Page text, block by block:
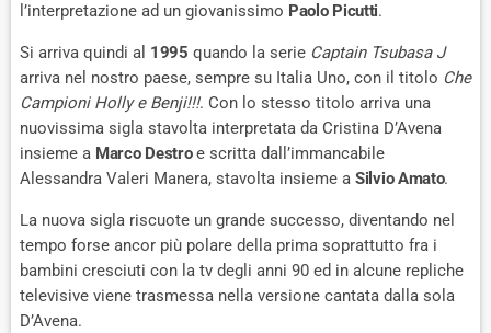
l’interpretazione ad un giovanissimo Paolo Picutti.
Si arriva quindi al 1995 quando la serie Captain Tsubasa J
arriva nel nostro paese, sempre su Italia Uno, con il titolo Che
Campioni Holly e Benji!!!. Con lo stesso titolo arriva una
nuovissima sigla stavolta interpretata da Cristina D’Avena
insieme a Marco Destroe scritta dall’immancabile
Alessandra Valeri Manera, stavolta insieme a Silvio Amato.
La nuova sigla riscuote un grande successo, diventando nel
tempo forse ancor più polare della prima soprattutto fra i
bambini cresciuti con la tv degli anni 90 ed in alcune repliche
televisive viene trasmessa nella versione cantata dalla sola
D’Avena.